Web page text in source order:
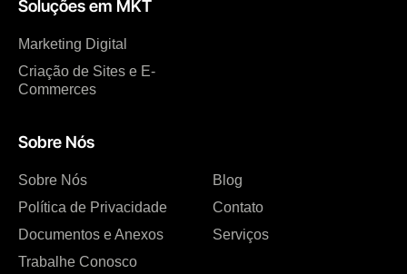
Soluções em MKT
Marketing Digital
Criação de Sites e E-
Commerces
Sobre Nós
Sobre Nós
Política de Privacidade
Documentos e Anexos
Trabalhe Conosco
Blog
Contato
Serviços